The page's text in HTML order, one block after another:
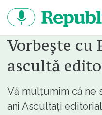
continut
Vorbește cu
ascultă
Vă mulțumim că ne
ani Ascultați